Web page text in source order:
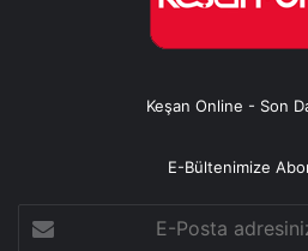
Keşan Online - Son
E-Bültenimize
Posta